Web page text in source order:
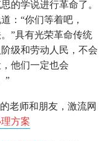
的学说进行革命了。
：“你们等着吧，
”具有光荣革命传统
级和劳动人民，不会
他们一定也会
”
老师和朋友，激流网
方案